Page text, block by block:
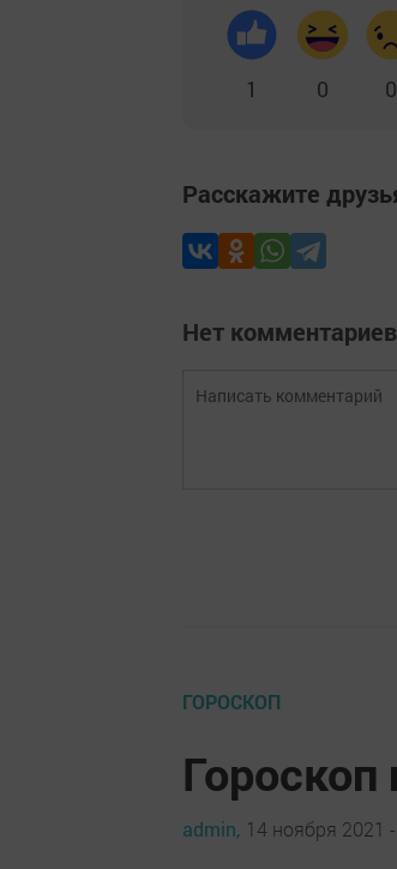
1 0 0
Расскажите
Нет комментариев
ГОРОСКОП
Гороскоп
admin, 14 ноября 2021